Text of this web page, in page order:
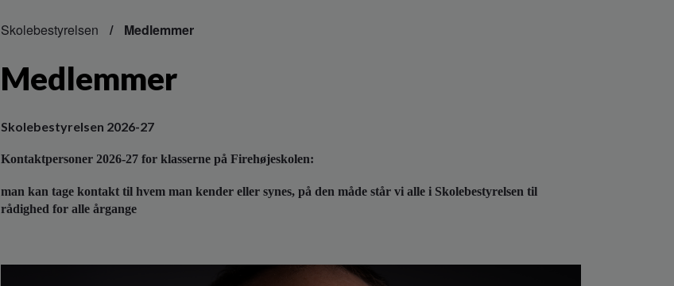
Skolebestyrelsen Medlemmer
Medlemmer
Skolebestyrelsen 2026-27
Kontaktpersoner 2026-27 for klasserne på Firehøjeskolen:
man kan tage kontakt til hvem man kender eller synes, på den måde står vi alle i Skolebestyrelsen til
rådighed for alle årgange